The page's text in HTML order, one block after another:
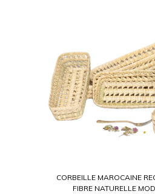
CORBEILLE MAROCAINE
FIBRE NATURELLE